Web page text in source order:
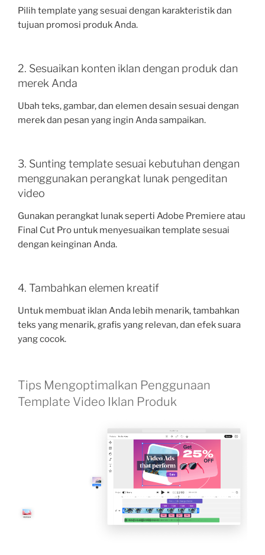
Pilih template yang sesuai dengan karakteristik dan
tujuan promosi produk Anda.
2. Sesuaikan konten iklan dengan produk dan
merek Anda
Ubah teks, gambar, dan elemen desain sesuai dengan
merek dan pesan yang ingin Anda sampaikan.
3. Sunting template sesuai kebutuhan dengan
menggunakan perangkat lunak pengeditan
video
Gunakan perangkat lunak seperti Adobe Premiere atau
Final Cut Pro untuk menyesuaikan template sesuai
dengan keinginan Anda.
4. Tambahkan elemen kreatif
Untuk membuat iklan Anda lebih menarik, tambahkan
teks yang menarik, grafis yang relevan, dan efek suara
yang cocok.
Tips Mengoptimalkan Penggunaan
Template Video Iklan Produk